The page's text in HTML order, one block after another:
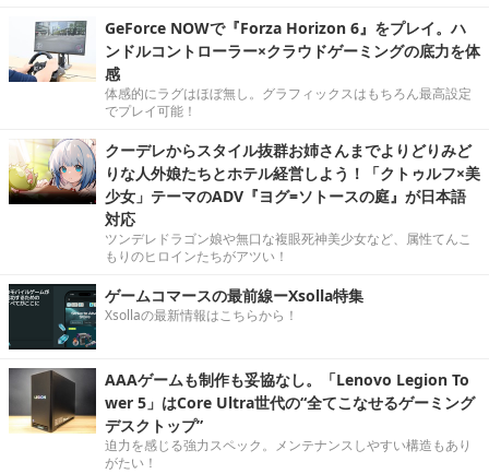
GeForce NOWで『Forza Horizon 6』をプレイ。ハ
ンドルコントローラー×クラウドゲーミングの底力を体
感
体感的にラグはほぼ無し。グラフィックスはもちろん最高設定
でプレイ可能！
クーデレからスタイル抜群お姉さんまでよりどりみど
りな人外娘たちとホテル経営しよう！「クトゥルフ×美
少女」テーマのADV『ヨグ=ソトースの庭』が日本語
対応
ツンデレドラゴン娘や無口な複眼死神美少女など、属性てんこ
もりのヒロインたちがアツい！
ゲームコマースの最前線ーXsolla特集
Xsollaの最新情報はこちらから！
AAAゲームも制作も妥協なし。「Lenovo Legion To
wer 5」はCore Ultra世代の“全てこなせるゲーミング
デスクトップ”
迫力を感じる強力スペック。メンテナンスしやすい構造もあり
がたい！